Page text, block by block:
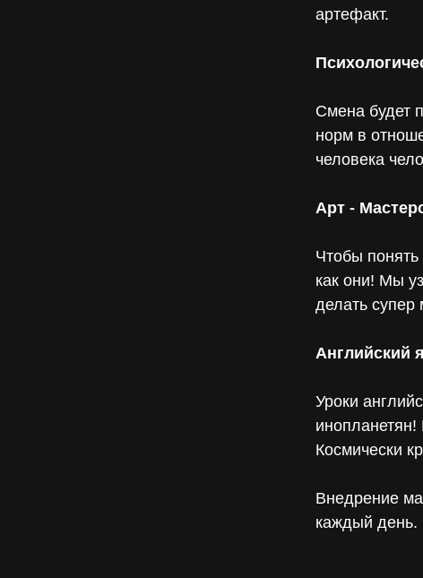
артефакт.
Смена будет
норм в
человека
Арт -
Чтобы понять
как они! Мы
делать
Английский
Уроки
Космически
Внедрение
каждый день.